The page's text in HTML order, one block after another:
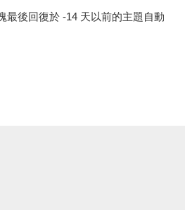
最後回復於 -14 天以前的主題自動